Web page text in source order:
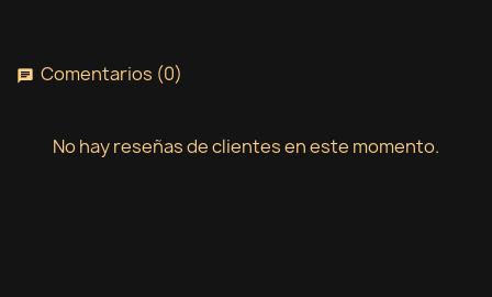
chat Comentarios (0)
No hay reseñas de clientes en este momento.